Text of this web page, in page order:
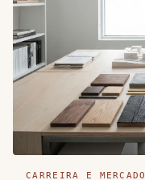
CARREIRA E MERCADO